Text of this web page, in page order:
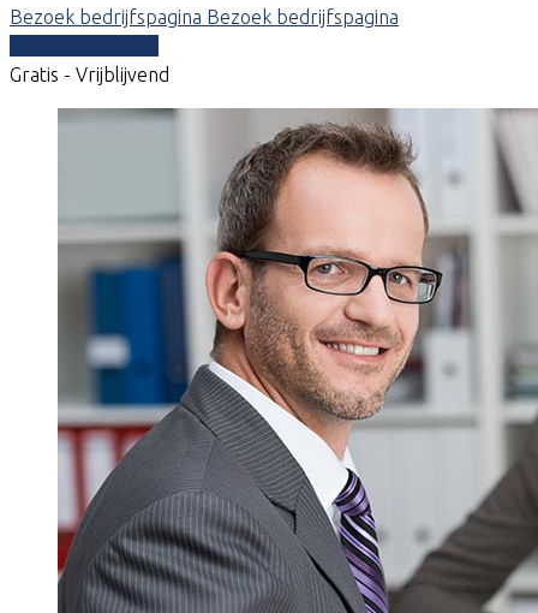
Bezoek bedrijfspagina Bezoek bedrijfspagina
Gratis - Vrijblijvend